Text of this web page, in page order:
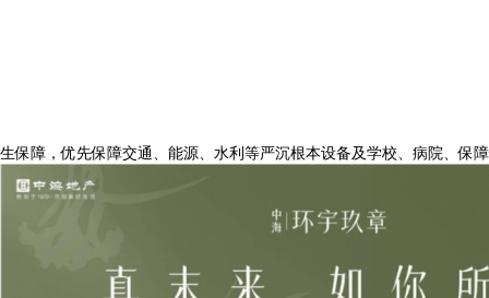
生保障，优先保障交通、能源、水利等严沉根本设备及学校、病院、保